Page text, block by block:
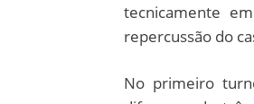
tecnicamente
repercussão do
No primeiro